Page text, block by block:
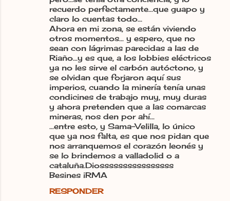
recuerdo perfectamente...que guapo y
claro lo cuentas todo...
Ahora en mi zona, se están viviendo
otros momentos... y espero, que no
sean con lágrimas parecidas a las de
Riaño...y es que, a los lobbies eléctricos
ya no les sirve el carbón autóctono, y
se olvidan que forjaron aquí sus
imperios, cuando la minería tenía unas
condicines de trabajo muy, muy duras
y ahora pretenden que a las comarcas
mineras, nos den por ahí...
...entre esto, y Sama-Velilla, lo único
que ya nos falta, es que nos pidan que
nos arranquemos el corazón leonés y
se lo brindemos a valladolid o a
cataluña.Diossssssssssssssss
Besines iRMA
RESPONDER